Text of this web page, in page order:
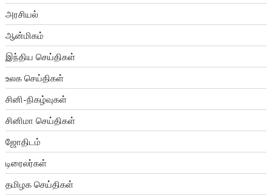
அரசியல்
ஆன்மிகம்
இந்திய செய்திகள்
உலக செய்திகள்
சினி-நிகழ்வுகள்
சினிமா செய்திகள்
ஜோதிடம்
டிரைலர்கள்
தமிழக செய்திகள்